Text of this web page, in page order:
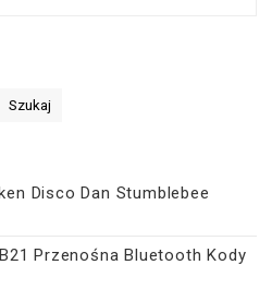
Szukaj
Disco Dan Stumblebee
Przenośna Bluetooth Kody